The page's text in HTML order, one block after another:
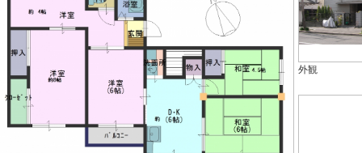
外観